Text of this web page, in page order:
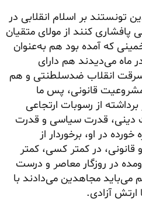
تونستند بر اسلام انقلابی در
پافشاری کنند از مولای متقیان
که آمده بود هم به‌عنوان
ماه می‌دیدند هم دارای
سرقت انقلاب ضد‌سلطنتی و هم
قانونی، پس ما
از رسوبات ارتجاعی
دینی، قدرت سیاسی و قدرت
در او، برخوردار از
در کمتر کسی، کمتر
در روزگار معاصر و درست
مجاهدین می‌دادند با
ارتش آزادی.